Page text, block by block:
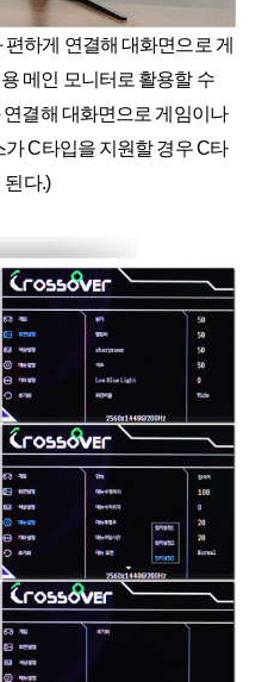
하게 연결해 대화면으로 게
메인 모니터로 활용할 수
결해 대화면으로 게임이나
C타입을 지원할 경우 C타
된다.)